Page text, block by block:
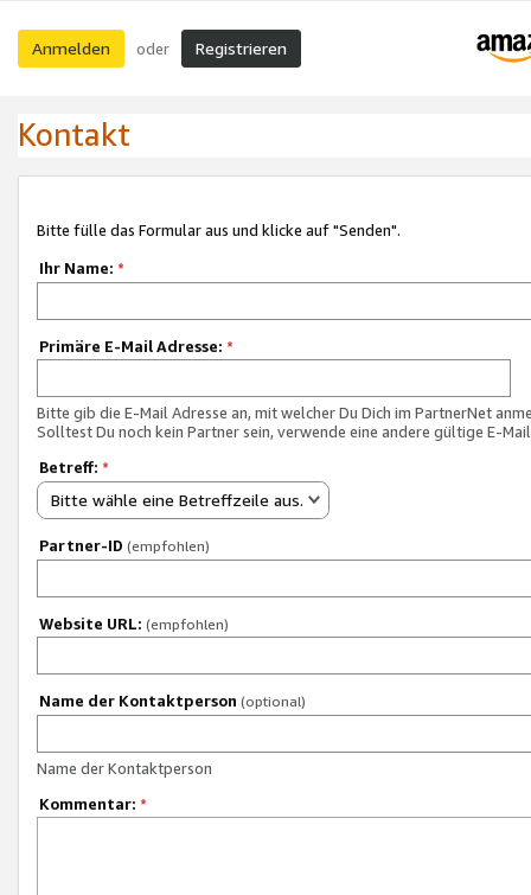
Anmelden oder Registrieren
Kontakt
Bitte fülle das Formular aus und klicke auf "Senden".
Ihr Name: *
Primäre E-Mail Adresse: *
Bitte gib die E-Mail Adresse an, mit welcher Du Dich im PartnerNet
Solltest Du noch kein Partner sein, verwende eine andere gültige E-
Betreff: *
Bitte wähle eine Betreffzeile aus.
Partner-ID (empfohlen)
Website URL: (empfohlen)
Name der Kontaktperson (optional)
Name der Kontaktperson
Kommentar: *